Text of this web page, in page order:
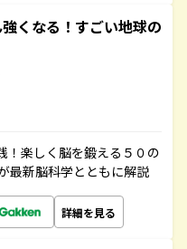
くなる！すごい地球の
！楽しく脳を鍛える５０の
最新脳科学とともに解説
詳細を見る